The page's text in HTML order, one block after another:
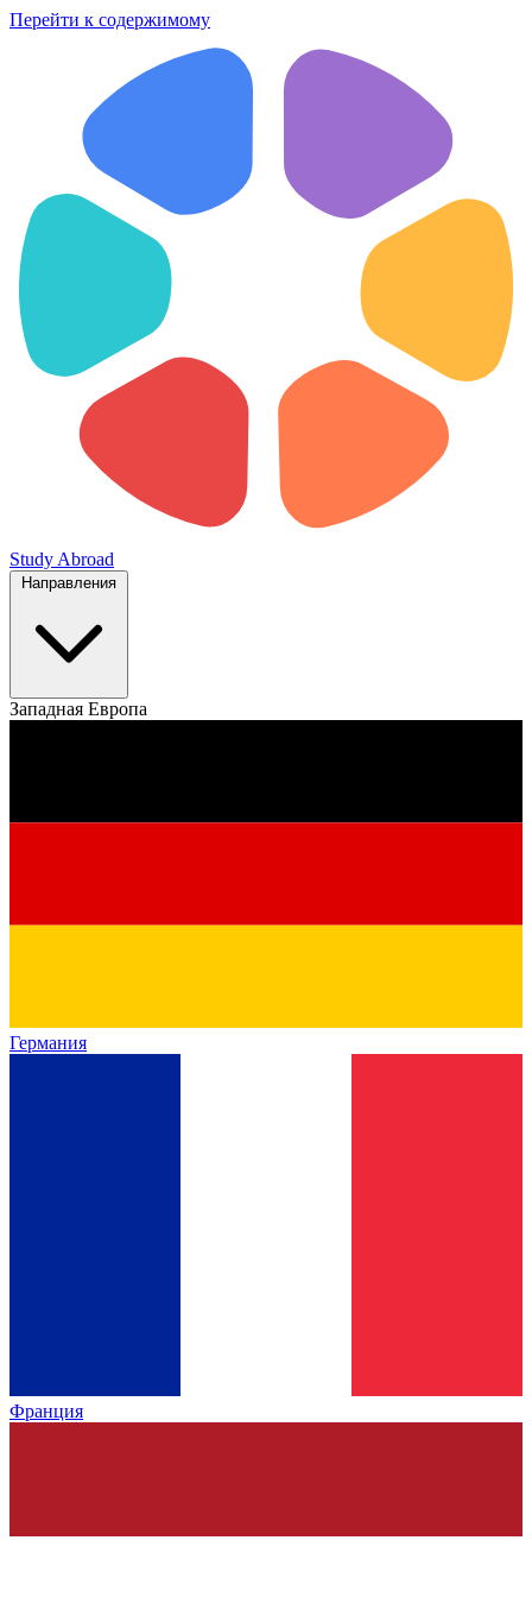
Перейти к содержимому
Study Abroad
Западная Европа
Германия
Франция